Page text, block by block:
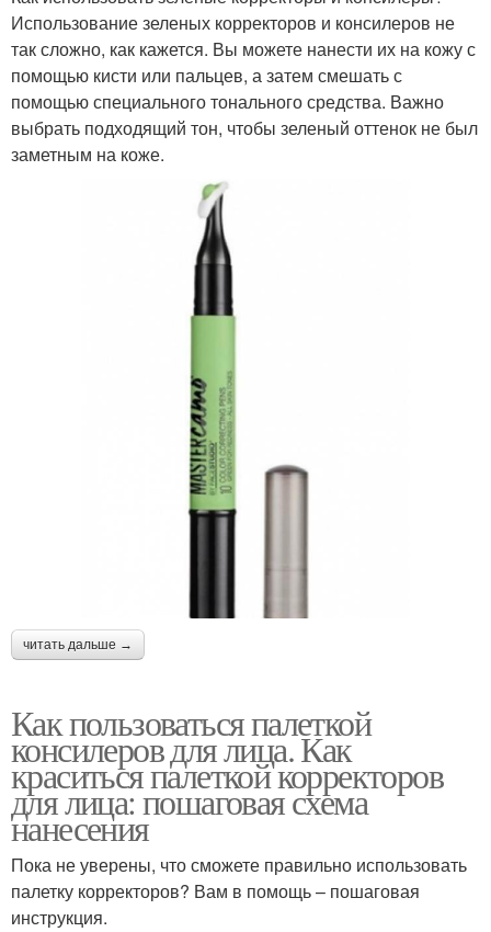
Использование зеленых корректоров и консилеров не
так сложно, как кажется. Вы можете нанести их на кожу с
помощью кисти или пальцев, а затем смешать с
помощью специального тонального средства. Важно
выбрать подходящий тон, чтобы зеленый оттенок не был
заметным на коже.
читать дальше →
Как пользоваться палеткой
консилеров для лица. Как
краситься палеткой корректоров
для лица: пошаговая схема
нанесения
Пока не уверены, что сможете правильно использовать
палетку корректоров? Вам в помощь – пошаговая
инструкция.